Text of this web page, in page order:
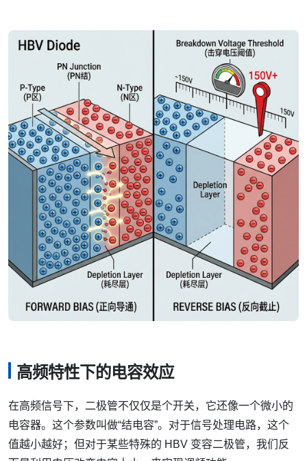
高频特性下的电容效应
在高频信号下，二极管不仅仅是个开关，它还像一个微小的
电容器。这个参数叫做“结电容”。对于信号处理电路，这个
值越小越好；但对于某些特殊的 HBV 变容二极管，我们反